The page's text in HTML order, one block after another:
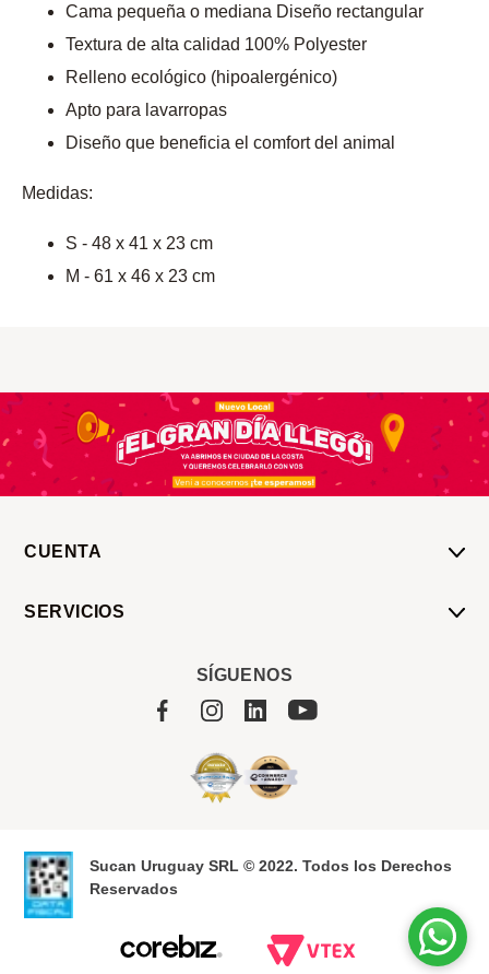
Cama pequeña o mediana Diseño rectangular
Textura de alta calidad 100% Polyester
Relleno ecológico (hipoalergénico)
Apto para lavarropas
Diseño que beneficia el comfort del animal
Medidas:
S - 48 x 41 x 23 cm
M - 61 x 46 x 23 cm
CUENTA
SERVICIOS
SÍGUENOS
Sucan Uruguay SRL © 2022. Todos los Derechos
Reservados